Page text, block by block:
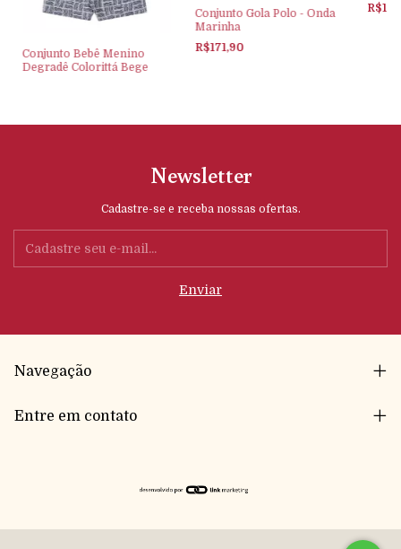
Conjunto Bebê Menino
Degradê Colorittá Bege
Conjunto Gola Polo - Onda
Marinha
R$171,90
Newsletter
Cadastre-se e receba nossas ofertas.
Navegação
Entre em contato